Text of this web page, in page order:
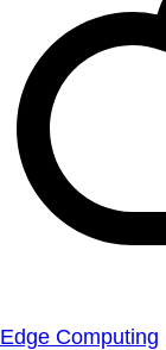
Edge Computing